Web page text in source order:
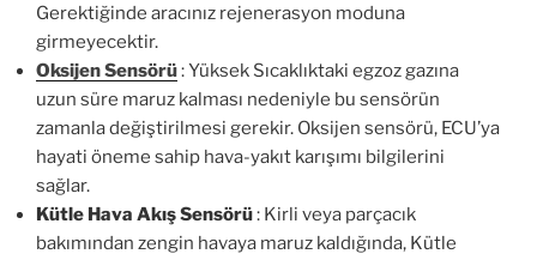
Gerektiğinde aracınız rejenerasyon moduna
girmeyecektir.
Oksijen Sensörü: Yüksek Sıcaklıktaki egzoz gazına
uzun süre maruz kalması nedeniyle bu sensörün
zamanla değiştirilmesi gerekir. Oksijen sensörü, ECU’ya
hayati öneme sahip hava-yakıt karışımı bilgilerini
sağlar.
Kütle Hava Akış Sensörü: Kirli veya parçacık
bakımından zengin havaya maruz kaldığında, Kütle